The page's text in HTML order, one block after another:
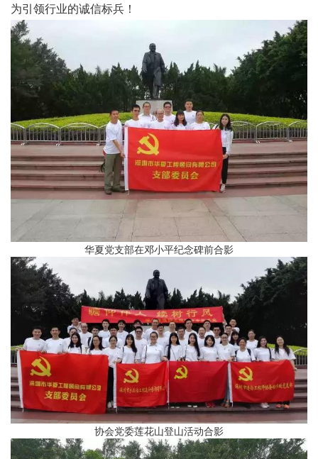
为引领行业的诚信标兵！
华夏党支部在邓小平纪念碑前合影
协会党委莲花山登山活动合影